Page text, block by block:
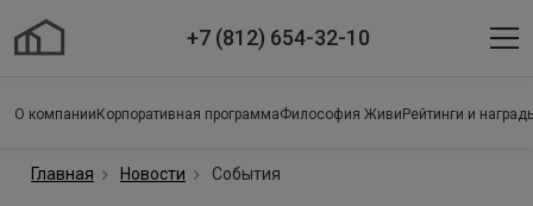
+7 (812) 654-32-10
О компании Корпоративная программаФилософия Живи Рейтинги и
Главная Новости События